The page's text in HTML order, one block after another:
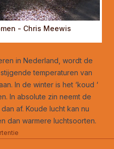
- Chris Meewis
in Nederland, wordt de
temperaturen van
In de winter is het ‘koud ‘
In absolute zin neemt de
af. Koude lucht kan nu
dan warmere luchtsoorten.